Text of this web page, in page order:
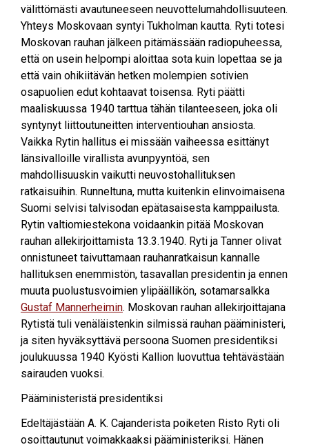
välittömästi avautuneeseen neuvottelumahdollisuuteen.
Yhteys Moskovaan syntyi Tukholman kautta. Ryti totesi
Moskovan rauhan jälkeen pitämässään radiopuheessa,
että on usein helpompi aloittaa sota kuin lopettaa se ja
että vain ohikiitävän hetken molempien sotivien
osapuolien edut kohtaavat toisensa. Ryti päätti
maaliskuussa 1940 tarttua tähän tilanteeseen, joka oli
syntynyt liittoutuneitten interventiouhan ansiosta.
Vaikka Rytin hallitus ei missään vaiheessa esittänyt
länsivalloille virallista avunpyyntöä, sen
mahdollisuuskin vaikutti neuvostohallituksen
ratkaisuihin. Runneltuna, mutta kuitenkin elinvoimaisena
Suomi selvisi talvisodan epätasaisesta kamppailusta.
Rytin valtiomiestekona voidaankin pitää Moskovan
rauhan allekirjoittamista 13.3.1940. Ryti ja Tanner olivat
onnistuneet taivuttamaan rauhanratkaisun kannalle
hallituksen enemmistön, tasavallan presidentin ja ennen
muuta puolustusvoimien ylipäällikön, sotamarsalkka
Gustaf Mannerheimin. Moskovan rauhan allekirjoittajana
Rytistä tuli venäläistenkin silmissä rauhan pääministeri,
ja siten hyväksyttävä persoona Suomen presidentiksi
joulukuussa 1940 Kyösti Kallion luovuttua tehtävästään
sairauden vuoksi.
Pääministeristä presidentiksi
Edeltäjästään A. K. Cajanderista poiketen Risto Ryti oli
osoittautunut voimakkaaksi pääministeriksi. Hänen